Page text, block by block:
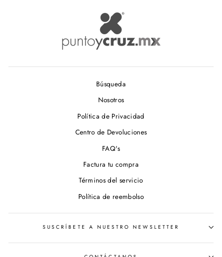
Búsqueda
Nosotros
Política de Privacidad
Centro de Devoluciones
FAQ's
Factura tu compra
Términos del servicio
Política de reembolso
SUSCRÍBETE A NUESTRO NEWSLETTER